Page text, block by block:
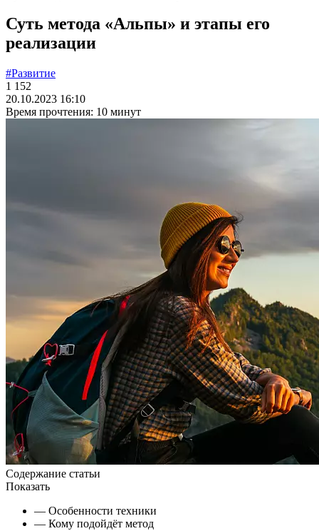
Суть метода «Альпы» и этапы его
реализации
#Развитие
1 152
20.10.2023 16:10
Время прочтения: 10 минут
Содержание статьи
Показать
— Особенности техники
— Кому подойдёт метод